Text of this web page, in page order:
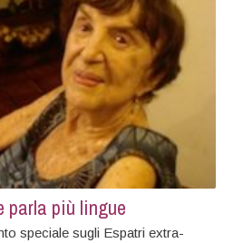
parla più lingue
speciale sugli Espatri extra-